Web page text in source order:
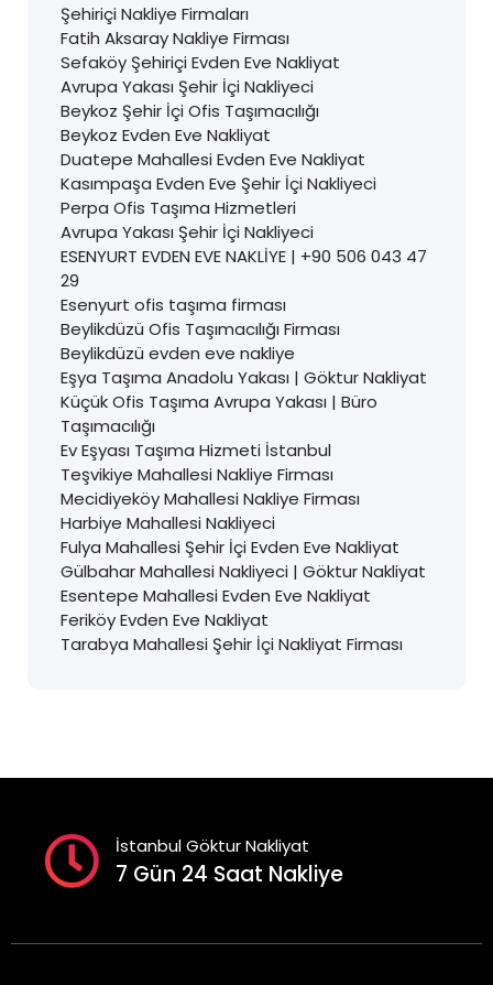
Şehiriçi Nakliye Firmaları
Fatih Aksaray Nakliye Firması
Sefaköy Şehiriçi Evden Eve Nakliyat
Avrupa Yakası Şehir İçi Nakliyeci
Beykoz Şehir İçi Ofis Taşımacılığı
Beykoz Evden Eve Nakliyat
Duatepe Mahallesi Evden Eve Nakliyat
Kasımpaşa Evden Eve Şehir İçi Nakliyeci
Perpa Ofis Taşıma Hizmetleri
Avrupa Yakası Şehir İçi Nakliyeci
ESENYURT EVDEN EVE NAKLİYE | +90 506 043 47
29
Esenyurt ofis taşıma firması
Beylikdüzü Ofis Taşımacılığı Firması
Beylikdüzü evden eve nakliye
Eşya Taşıma Anadolu Yakası | Göktur Nakliyat
Küçük Ofis Taşıma Avrupa Yakası | Büro
Taşımacılığı
Ev Eşyası Taşıma Hizmeti İstanbul
Teşvikiye Mahallesi Nakliye Firması
Mecidiyeköy Mahallesi Nakliye Firması
Harbiye Mahallesi Nakliyeci
Fulya Mahallesi Şehir İçi Evden Eve Nakliyat
Gülbahar Mahallesi Nakliyeci | Göktur Nakliyat
Esentepe Mahallesi Evden Eve Nakliyat
Feriköy Evden Eve Nakliyat
Tarabya Mahallesi Şehir İçi Nakliyat Firması
İstanbul Göktur Nakliyat
7 Gün 24 Saat Nakliye